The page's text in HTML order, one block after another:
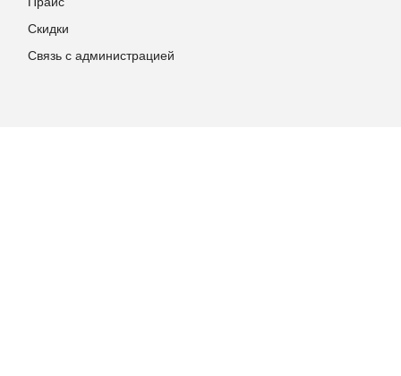
Скидки
Связь с администрацией